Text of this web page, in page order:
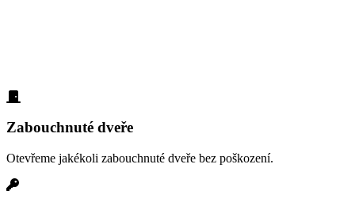
Zabouchnuté dveře
Otevřeme jakékoli zabouchnuté dveře bez poškození.